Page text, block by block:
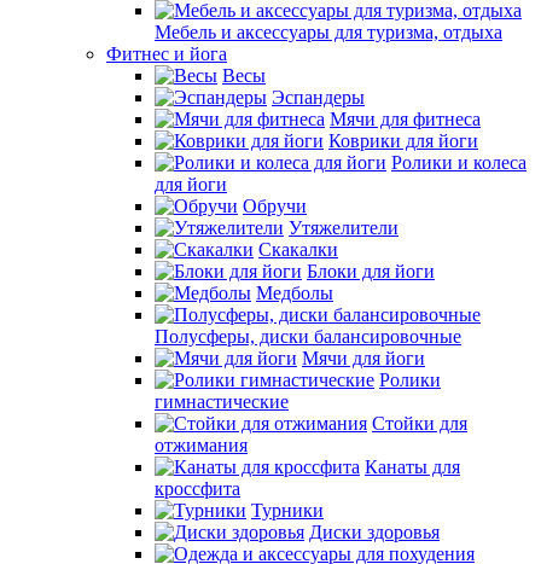
Мебель и аксессуары для туризма, отдыха
Фитнес и йога
Весы
Эспандеры
Мячи для фитнеса
Коврики для йоги
Ролики и колеса
для йоги
Обручи
Утяжелители
Скакалки
Блоки для йоги
Медболы
Полусферы, диски балансировочные
Мячи для йоги
Ролики
гимнастические
Стойки для
отжимания
Канаты для
кроссфита
Турники
Диски здоровья